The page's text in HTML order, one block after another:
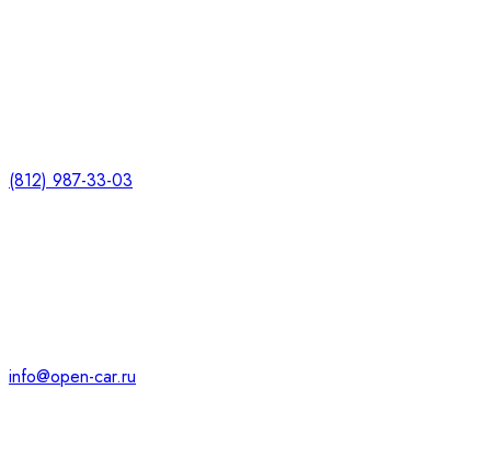
(812) 987-33-03
info@open-car.ru